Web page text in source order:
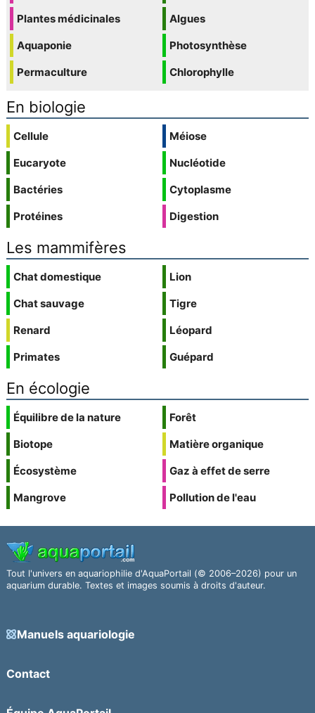
Plantes médicinales
Aquaponie
Permaculture
Algues
Photosynthèse
Chlorophylle
En biologie
Cellule
Eucaryote
Bactéries
Protéines
Méiose
Nucléotide
Cytoplasme
Digestion
Les mammifères
Chat domestique
Chat sauvage
Renard
Primates
Lion
Tigre
Léopard
Guépard
En écologie
Équilibre de la nature
Biotope
Écosystème
Mangrove
Forêt
Matière organique
Gaz à effet de serre
Pollution de l'eau
Tout l'univers en aquariophilie d'AquaPortail (© 2006–2026) pour un
aquarium durable. Textes et images soumis à droits d'auteur.
Manuels aquariologie
Contact